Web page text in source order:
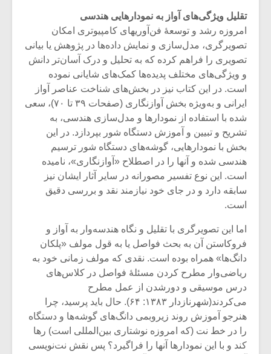
تقلیل ویژگی‌های آواز به نمودارهایی هندسی
امروزه رشد و توسعۀ فن‌آوری‎های کامپیوتری امکان
تصویرگری، مدل‌سازی و نمایش داده‌ها در پژوهش‌ یا بیانی
تصویری را فراهم کرده که به تحلیل و درک آسان‌تر دانش
و ویژگی‌های مختلف پدیده‌ها کمک‌های شایانی نموده
است. در این کتاب نیز در بخش‌های شناخت عناصر آواز
ایرانی و به‌ویژه بخش آوازنگاری (صفحات ۳۹ تا ۷۰)، سعی
شده با استفاده از نمودارها و مدل‌سازی‌ هندسی، به
تشریح و تبیین و آموزش دستگاه شور بپردازد. در این
بخش با نمودارهایی، گوشه‌های دستگاه شور ترسیم
هندسی شده و آنها را در اصطلاح «آوازنگاری»، نامیده
است. این نوع تفسیر مصورانه در سایر آثار ایشان نیز
سابقه دارد و در جای خود نیازمند نقد و بررسی دقیق
است.
اما این تصویرگری با تقلیل و نگاه هندسه‌وار به آواز و
فروکاستن آن به بحث فواصل یا به قول مولف «پلکان
دانگ‌ها» همراه بوده است. نقدی که مولف زمانی خود به
ریاضی‌وار مطرح کردن مسئلۀ فواصل در کلاس‌های
درس موسیقی و دورشدن از عمل مطرح
می‌کردند(شهرنازدار ۱۳۸۳: ۶۴). حال باید پرسید، چرا
هنرجو آموزش روند زیروبمی دانگ‌های گوشه‌ها و دستگاه
را در خط نت (که امروزه نوشتاری بین‌المللی است) رها
کند و با این نمودارها آنها را فراگیرد؟ پس نقش نت‌نویسی
میکلوش روژا موریس ژار